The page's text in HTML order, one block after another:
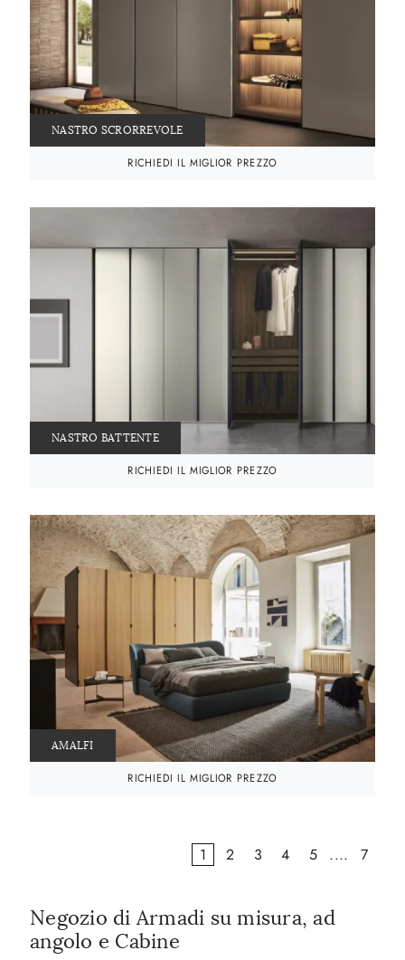
NASTRO SCRORREVOLE
RICHIEDI IL MIGLIOR PREZZO
NASTRO BATTENTE
RICHIEDI IL MIGLIOR PREZZO
AMALFI
RICHIEDI IL MIGLIOR PREZZO
1 2 3 4 5 .... 7
Negozio di Armadi su misura, ad
angolo e Cabine